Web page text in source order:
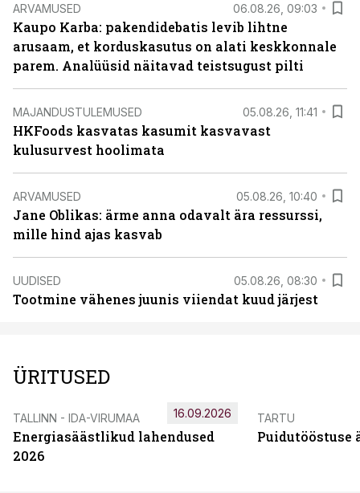
ARVAMUSED 06.08.26, 09:03
Kaupo Karba: pakendidebatis levib lihtne
arusaam, et korduskasutus on alati keskkonnale
parem. Analüüsid näitavad teistsugust pilti
MAJANDUSTULEMUSED 05.08.26, 11:41
HKFoods kasvatas kasumit kasvavast
kulusurvest hoolimata
ARVAMUSED 05.08.26, 10:40
Jane Oblikas: ärme anna odavalt ära ressurssi,
mille hind ajas kasvab
UUDISED 05.08.26, 08:30
Tootmine vähenes juunis viiendat kuud järjest
ÜRITUSED
TALLINN - IDA-VIRUMAA
Energiasäästlikud lahendused
2026
16.09.2026 TARTU
Puidutööstuse